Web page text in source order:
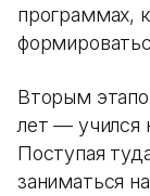
программах,
Вторым
лет — учился
Поступая
заниматься